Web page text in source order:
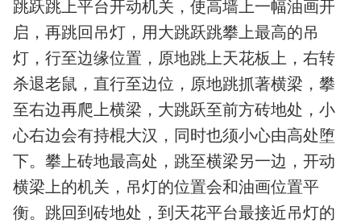
跳跃跳上平台开动机关，使高墙上一幅油画开
启，再跳回吊灯，用大跳跃跳攀上最高的吊
灯，行至边缘位置，原地跳上天花板上，右转
杀退老鼠，直行至边位，原地跳抓著横梁，攀
至右边再爬上横梁，大跳跃至前方砖地处，小
心右边会有持棍大汉，同时也须小心由高处堕
下。攀上砖地最高处，跳至横梁另一边，开动
横梁上的机关，吊灯的位置会和油画位置平
衡。跳回到砖地处，到天花平台最接近吊灯的